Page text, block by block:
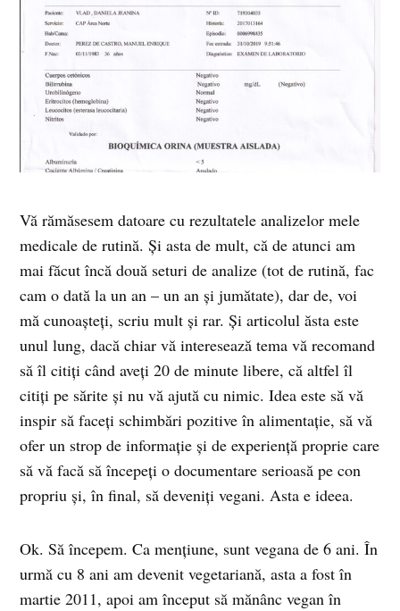
Vă rămăsesem datoare cu rezultatele analizelor mele
medicale de rutină. Și asta de mult, că de atunci am
mai făcut încă două seturi de analize (tot de rutină, fac
cam o dată la un an – un an și jumătate), dar de, voi
mă cunoașteți, scriu mult și rar. Și articolul ăsta este
unul lung, dacă chiar vă interesează tema vă recomand
să îl citiți când aveți 20 de minute libere, că altfel îl
citiți pe sărite și nu vă ajută cu nimic. Idea este să vă
inspir să faceți schimbări pozitive în alimentație, să vă
ofer un strop de informație și de experiență proprie care
să vă facă să începeți o documentare serioasă pe con
propriu și, în final, să deveniți vegani. Asta e ideea.
Ok. Să începem. Ca mențiune, sunt vegana de 6 ani. În
urmă cu 8 ani am devenit vegetariană, asta a fost în
martie 2011, apoi am început să mănânc vegan în